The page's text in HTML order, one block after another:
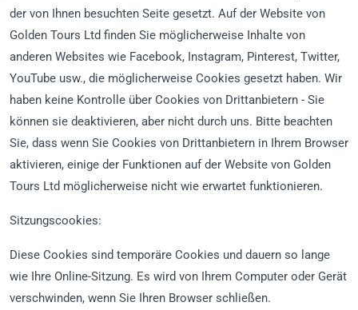
der von Ihnen besuchten Seite gesetzt. Auf der Website von
Golden Tours Ltd finden Sie möglicherweise Inhalte von
anderen Websites wie Facebook, Instagram, Pinterest, Twitter,
YouTube usw., die möglicherweise Cookies gesetzt haben. Wir
haben keine Kontrolle über Cookies von Drittanbietern - Sie
können sie deaktivieren, aber nicht durch uns. Bitte beachten
Sie, dass wenn Sie Cookies von Drittanbietern in Ihrem Browser
aktivieren, einige der Funktionen auf der Website von Golden
Tours Ltd möglicherweise nicht wie erwartet funktionieren.
Sitzungscookies:
Diese Cookies sind temporäre Cookies und dauern so lange
wie Ihre Online-Sitzung. Es wird von Ihrem Computer oder Gerät
verschwinden, wenn Sie Ihren Browser schließen.